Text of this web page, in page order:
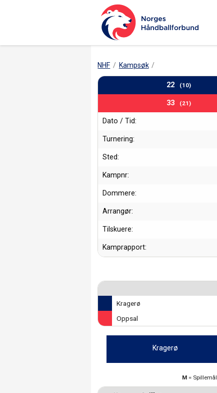
NHF Kampsøk
22 (10)
33 (21)
Dato / Tid:
Turnering:
Sted:
Kampnr:
Dommere:
Arrangør:
Tilskuere:
Kamprapport:
Kragerø
Oppsal
Kragerø
M= Spillemål